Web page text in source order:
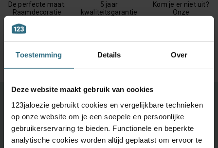
Toestemming Details Over
Deze website maakt gebruik van cookies
123jaloezie gebruikt cookies en vergelijkbare technieken
op onze website om je een soepele en persoonlijke
gebruikerservaring te bieden. Functionele en beperkte
analytische cookies worden altijd geplaatst om ervoor te
De perfecte maat.
Raamdecoratie
met de hand
gemaakt
5 jaar
kwaliteitsgarantie
Kom je er niet uit?
Onze
Ontdek je favoriete product!
Grootste keuze uit diverse materialen en kleuren.
Bestel tot maximaal 6 GRATIS monsters